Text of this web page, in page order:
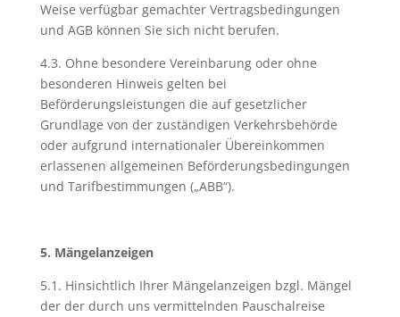
Weise verfügbar gemachter Vertragsbedingungen
und AGB können Sie sich nicht berufen.
4.3. Ohne besondere Vereinbarung oder ohne
besonderen Hinweis gelten bei
Beförderungsleistungen die auf gesetzlicher
Grundlage von der zuständigen Verkehrsbehörde
oder aufgrund internationaler Übereinkommen
erlassenen allgemeinen Beförderungsbedingungen
und Tarifbestimmungen („ABB“).
5. Mängelanzeigen
5.1. Hinsichtlich Ihrer Mängelanzeigen bzgl. Mängel
der der durch uns vermittelnden Pauschalreise